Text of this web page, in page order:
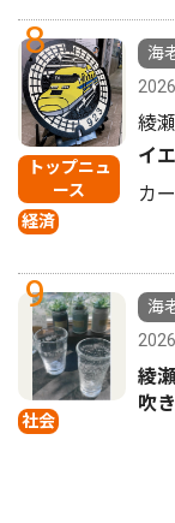
8
トップニュ
ース
経済
海
綾
イ
カ
9
社会
海
綾
吹